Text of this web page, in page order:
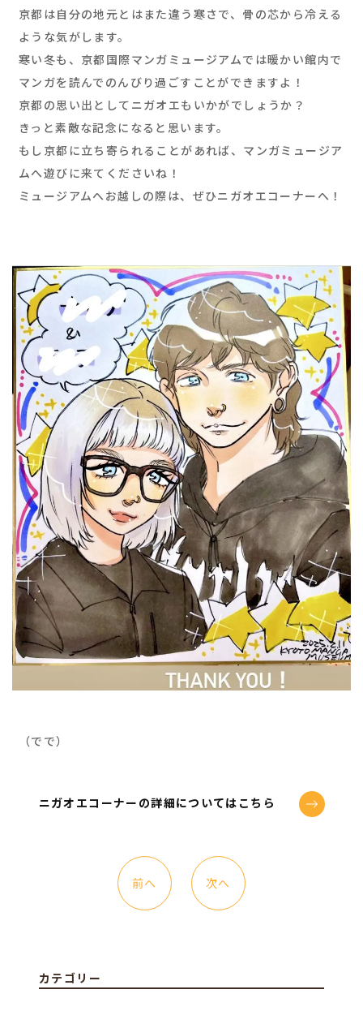
京都は自分の地元とはまた違う寒さで、骨の芯から冷える
ような気がします。
寒い冬も、京都国際マンガミュージアムでは暖かい館内で
マンガを読んでのんびり過ごすことができますよ！
京都の思い出としてニガオエもいかがでしょうか？
きっと素敵な記念になると思います。
もし京都に立ち寄られることがあれば、マンガミュージア
ムへ遊びに来てくださいね！
ミュージアムへお越しの際は、ぜひニガオエコーナーへ！
（でで）
ニガオエコーナーの詳細についてはこちら
前へ 次へ
カテゴリー